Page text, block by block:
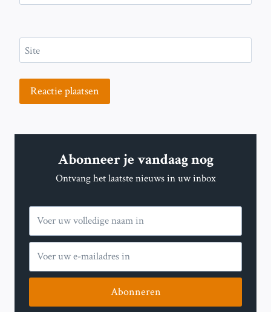
Site
Abonneer je vandaag nog
Ontvang het laatste nieuws in uw inbox
Abonneren